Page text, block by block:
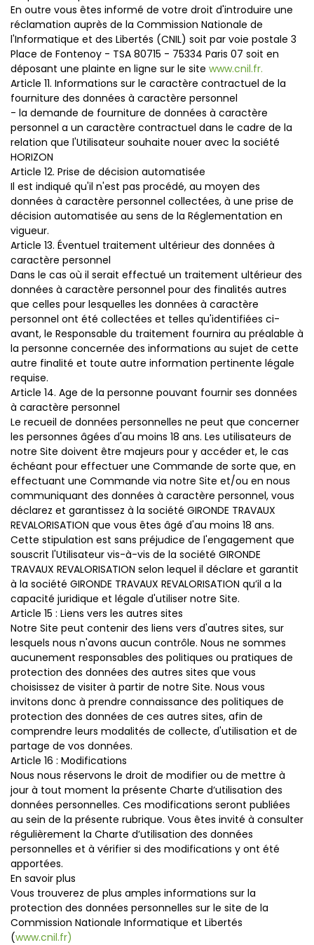
En outre vous êtes informé de votre droit d'introduire une
réclamation auprès de la Commission Nationale de
l'Informatique et des Libertés (CNIL) soit par voie postale 3
Place de Fontenoy - TSA 80715 - 75334 Paris 07 soit en
déposant une plainte en ligne sur le site www.cnil.fr.
Article 11. Informations sur le caractère contractuel de la
fourniture des données à caractère personnel
- la demande de fourniture de données à caractère
personnel a un caractère contractuel dans le cadre de la
relation que l'Utilisateur souhaite nouer avec la société
HORIZON
Article 12. Prise de décision automatisée
Il est indiqué qu'il n'est pas procédé, au moyen des
données à caractère personnel collectées, à une prise de
décision automatisée au sens de la Réglementation en
vigueur.
Article 13. Éventuel traitement ultérieur des données à
caractère personnel
Dans le cas où il serait effectué un traitement ultérieur des
données à caractère personnel pour des finalités autres
que celles pour lesquelles les données à caractère
personnel ont été collectées et telles qu'identifiées ci-
avant, le Responsable du traitement fournira au préalable à
la personne concernée des informations au sujet de cette
autre finalité et toute autre information pertinente légale
requise.
Article 14. Age de la personne pouvant fournir ses données
à caractère personnel
Le recueil de données personnelles ne peut que concerner
les personnes âgées d'au moins 18 ans. Les utilisateurs de
notre Site doivent être majeurs pour y accéder et, le cas
échéant pour effectuer une Commande de sorte que, en
effectuant une Commande via notre Site et/ou en nous
communiquant des données à caractère personnel, vous
déclarez et garantissez à la société GIRONDE TRAVAUX
REVALORISATION que vous êtes âgé d'au moins 18 ans.
Cette stipulation est sans préjudice de l'engagement que
souscrit l'Utilisateur vis-à-vis de la société GIRONDE
TRAVAUX REVALORISATION selon lequel il déclare et garantit
à la société GIRONDE TRAVAUX REVALORISATION qu’il a la
capacité juridique et légale d'utiliser notre Site.
Article 15 : Liens vers les autres sites
Notre Site peut contenir des liens vers d'autres sites, sur
lesquels nous n'avons aucun contrôle. Nous ne sommes
aucunement responsables des politiques ou pratiques de
protection des données des autres sites que vous
choisissez de visiter à partir de notre Site. Nous vous
invitons donc à prendre connaissance des politiques de
protection des données de ces autres sites, afin de
comprendre leurs modalités de collecte, d'utilisation et de
partage de vos données.
Article 16 : Modifications
Nous nous réservons le droit de modifier ou de mettre à
jour à tout moment la présente Charte d’utilisation des
données personnelles. Ces modifications seront publiées
au sein de la présente rubrique. Vous êtes invité à consulter
régulièrement la Charte d’utilisation des données
personnelles et à vérifier si des modifications y ont été
apportées.
En savoir plus
Vous trouverez de plus amples informations sur la
protection des données personnelles sur le site de la
Commission Nationale Informatique et Libertés
(www.cnil.fr)